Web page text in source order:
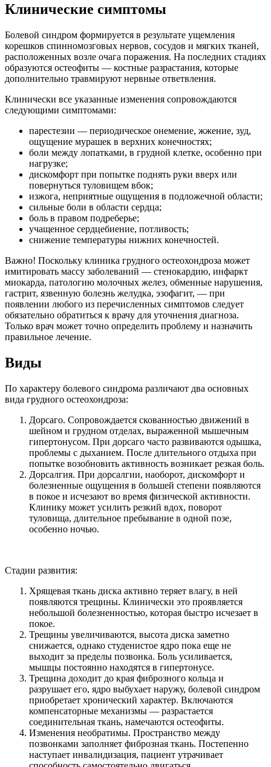
Клинические симптомы
Болевой синдром формируется в результате ущемления
корешков спинномозговых нервов, сосудов и мягких тканей,
расположенных возле очага поражения. На последних стадиях
образуются остеофиты — костные разрастания, которые
дополнительно травмируют нервные ответвления.
Клинически все указанные изменения сопровождаются
следующими симптомами:
парестезии — периодическое онемение, жжение, зуд,
ощущение мурашек в верхних конечностях;
боли между лопатками, в грудной клетке, особенно при
нагрузке;
дискомфорт при попытке поднять руки вверх или
повернуться туловищем вбок;
изжога, неприятные ощущения в подложечной области;
сильные боли в области сердца;
боль в правом подреберье;
учащенное сердцебиение, потливость;
снижение температуры нижних конечностей.
Важно! Поскольку клиника грудного остеохондроза может
имитировать массу заболеваний — стенокардию, инфаркт
миокарда, патологию молочных желез, обменные нарушения,
гастрит, язвенную болезнь желудка, эзофагит, — при
появлении любого из перечисленных симптомов следует
обязательно обратиться к врачу для уточнения диагноза.
Только врач может точно определить проблему и назначить
правильное лечение.
Виды
По характеру болевого синдрома различают два основных
вида грудного остеохондроза:
Дорсаго. Сопровождается скованностью движений в
шейном и грудном отделах, выраженной мышечным
гипертонусом. При дорсаго часто развиваются одышка,
проблемы с дыханием. После длительного отдыха при
попытке возобновить активность возникает резкая боль.
Дорсалгия. При дорсалгии, наоборот, дискомфорт и
болезненные ощущения в большей степени появляются
в покое и исчезают во время физической активности.
Клинику может усилить резкий вдох, поворот
туловища, длительное пребывание в одной позе,
особенно ночью.
Стадии развития:
Хрящевая ткань диска активно теряет влагу, в ней
появляются трещины. Клинически это проявляется
небольшой болезненностью, которая быстро исчезает в
покое.
Трещины увеличиваются, высота диска заметно
снижается, однако студенистое ядро пока еще не
выходит за пределы позвонка. Боль усиливается,
мышцы постоянно находятся в гипертонусе.
Трещина доходит до края фиброзного кольца и
разрушает его, ядро выбухает наружу, болевой синдром
приобретает хронический характер. Включаются
компенсаторные механизмы — разрастается
соединительная ткань, намечаются остеофиты.
Изменения необратимы. Пространство между
позвонками заполняет фиброзная ткань. Постепенно
наступает инвалидизация, пациент утрачивает